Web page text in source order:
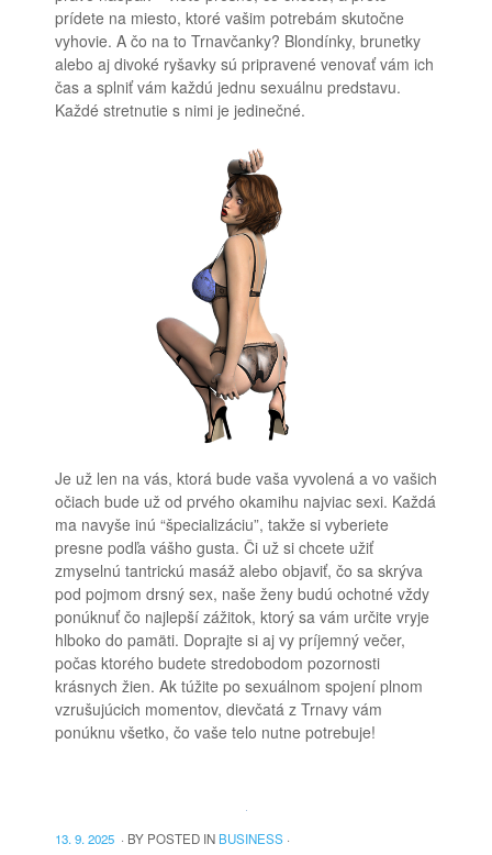
prídete na miesto, ktoré vašim potrebám skutočne
vyhovie. A čo na to Trnavčanky? Blondínky, brunetky
alebo aj divoké ryšavky sú pripravené venovať vám ich
čas a splniť vám každú jednu sexuálnu predstavu.
Každé stretnutie s nimi je jedinečné.
Je už len na vás, ktorá bude vaša vyvolená a vo vašich
očiach bude už od prvého okamihu najviac sexi. Každá
ma navyše inú “špecializáciu”, takže si vyberiete
presne podľa vášho gusta. Či už si chcete užiť
zmyselnú tantrickú masáž alebo objaviť, čo sa skrýva
pod pojmom drsný sex, naše ženy budú ochotné vždy
ponúknuť čo najlepší zážitok, ktorý sa vám určite vryje
hlboko do pamäti. Doprajte si aj vy príjemný večer,
počas ktorého budete stredobodom pozornosti
krásnych žien. Ak túžite po sexuálnom spojení plnom
vzrušujúcich momentov, dievčatá z Trnavy vám
ponúknu všetko, čo vaše telo nutne potrebuje!
13. 9. 2025 · BY POSTED IN BUSINESS ·